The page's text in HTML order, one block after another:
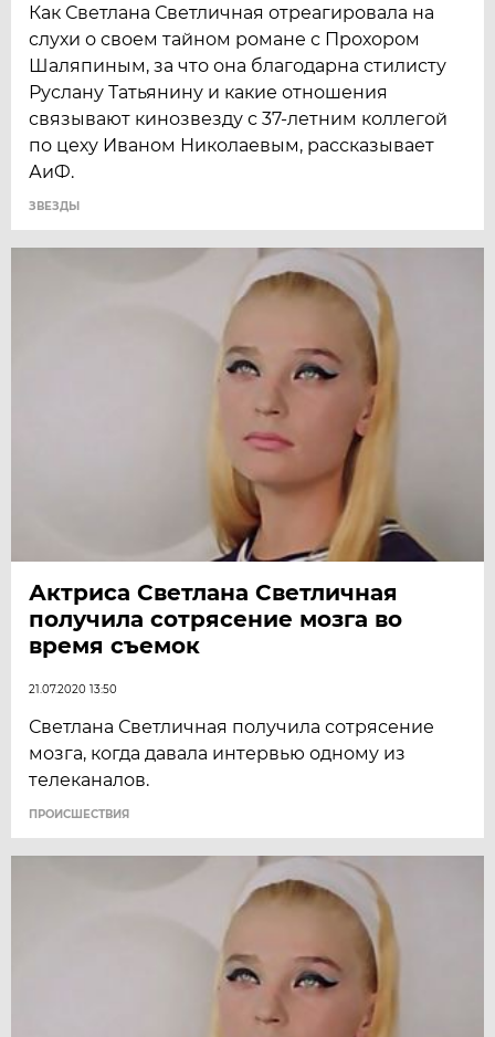
Как Светлана Светличная отреагировала на
слухи о своем тайном романе с Прохором
Шаляпиным, за что она благодарна стилисту
Руслану Татьянину и какие отношения
связывают кинозвезду с 37-летним коллегой
по цеху Иваном Николаевым, рассказывает
АиФ.
ЗВЕЗДЫ
Актриса Светлана Светличная
получила сотрясение мозга во
время съемок
21.07.2020 13:50
Светлана Светличная получила сотрясение
мозга, когда давала интервью одному из
телеканалов.
ПРОИСШЕСТВИЯ